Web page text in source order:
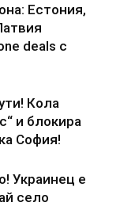
Естония,
deals с
Кола
и блокира
София!
Украинец е
село